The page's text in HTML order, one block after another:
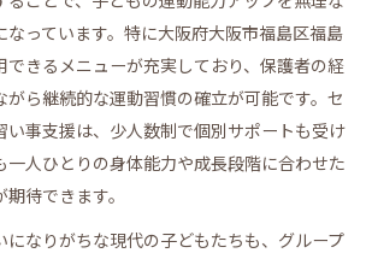
なっています。特に大阪府大阪市福島区福島
できるメニューが充実しており、保護者の経
ら継続的な運動習慣の確立が可能です。セ
い事支援は、少人数制で個別サポートも受け
一人ひとりの身体能力や成長段階に合わせた
待できます。
になりがちな現代の子どもたちも、グループ